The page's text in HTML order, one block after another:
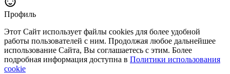
Профиль
Этот Сайт использует файлы cookies для более удобной
работы пользователей с ним. Продолжая любое дальнейшее
использование Сайта, Вы соглашаетесь с этим. Более
подробная информация доступна в Политики использования
cookie